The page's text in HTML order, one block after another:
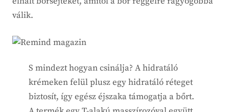
válik.
S mindezt hogyan csinálja? A hidratáló
krémeken felül plusz egy hidratáló réteget
biztosít, így egész éjszaka támogatja a bőrt.